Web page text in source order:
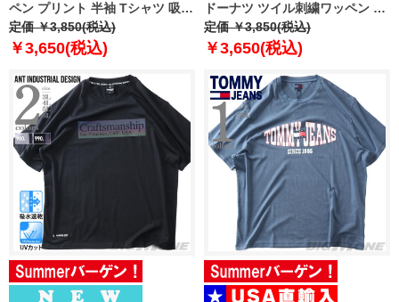
ペン プリント 半袖 Tシャツ 吸水
速乾 UVカット 春夏新作
12625129
定価 ￥3,850(税込)
￥3,650(税込)
ドーナツ ツイル刺繍ワッペン 発
砲プリント 半袖 Tシャツ 吸水速
乾 UVカット 春夏新作 12625130
定価 ￥3,850(税込)
￥3,650(税込)